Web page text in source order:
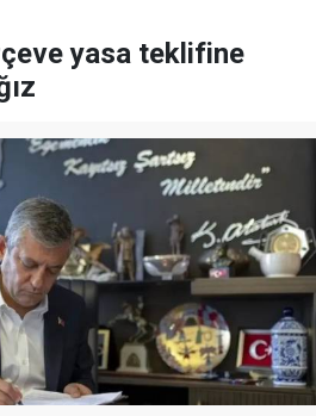
yasa teklifine